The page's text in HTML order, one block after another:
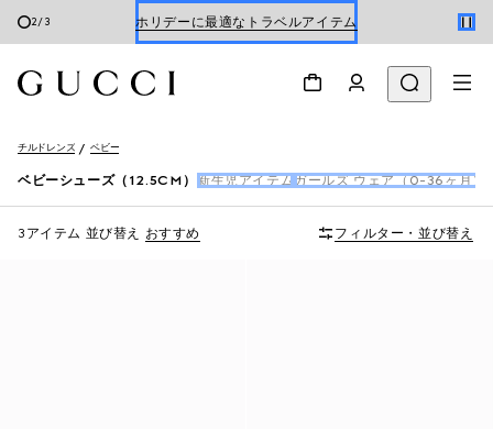
2/3 ホリデーに最適なトラベルアイテム
チルドレンズ ベビー
ベビーシューズ（12.5CM） 新生児アイテム ガールズ ウェア（0-36ヶ月）
3アイテム 並び替え おすすめ フィルター・並び替え